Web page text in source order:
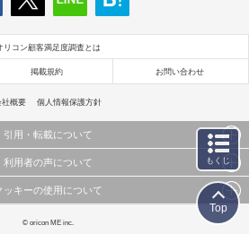
リコン顧客満足度調査とは
掲載規約 お問い合わせ
社概要 個人情報保護方針
引用・転載について
、写真、イラスト、画像データ等）及びこれらの配置・
転載・複製などの二次利用を行うことは固く禁じており
利用者の声について
サービスの利用者が提出された見解・感想です。
解いただいた上でご覧ください。
ッキーの使用について
ユーザーに合わせたコンテンツや広告の表示、ソーシャル
© oricon ME inc.
もくじ
Top